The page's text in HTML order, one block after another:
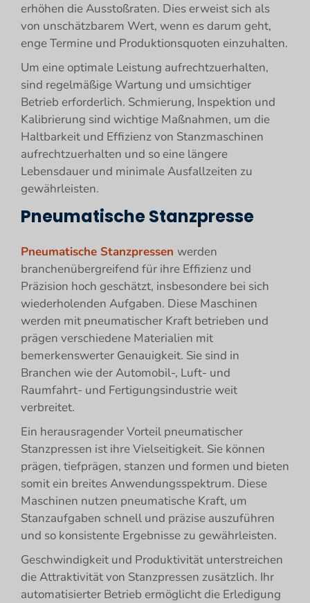
erhöhen die Ausstoßraten. Dies erweist sich als
von unschätzbarem Wert, wenn es darum geht,
enge Termine und Produktionsquoten einzuhalten.
Um eine optimale Leistung aufrechtzuerhalten,
sind regelmäßige Wartung und umsichtiger
Betrieb erforderlich. Schmierung, Inspektion und
Kalibrierung sind wichtige Maßnahmen, um die
Haltbarkeit und Effizienz von Stanzmaschinen
aufrechtzuerhalten und so eine längere
Lebensdauer und minimale Ausfallzeiten zu
gewährleisten.
Pneumatische Stanzpresse
Pneumatische Stanzpressen werden
branchenübergreifend für ihre Effizienz und
Präzision hoch geschätzt, insbesondere bei sich
wiederholenden Aufgaben. Diese Maschinen
werden mit pneumatischer Kraft betrieben und
prägen verschiedene Materialien mit
bemerkenswerter Genauigkeit. Sie sind in
Branchen wie der Automobil-, Luft- und
Raumfahrt- und Fertigungsindustrie weit
verbreitet.
Ein herausragender Vorteil pneumatischer
Stanzpressen ist ihre Vielseitigkeit. Sie können
prägen, tiefprägen, stanzen und formen und bieten
somit ein breites Anwendungsspektrum. Diese
Maschinen nutzen pneumatische Kraft, um
Stanzaufgaben schnell und präzise auszuführen
und so konsistente Ergebnisse zu gewährleisten.
Geschwindigkeit und Produktivität unterstreichen
die Attraktivität von Stanzpressen zusätzlich. Ihr
automatisierter Betrieb ermöglicht die Erledigung